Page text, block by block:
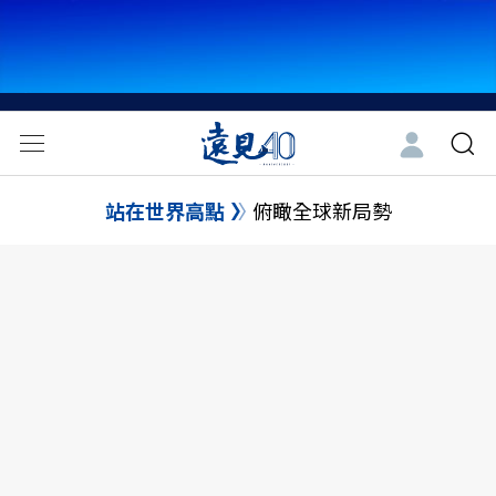
站在世界高點 俯瞰全球新局勢